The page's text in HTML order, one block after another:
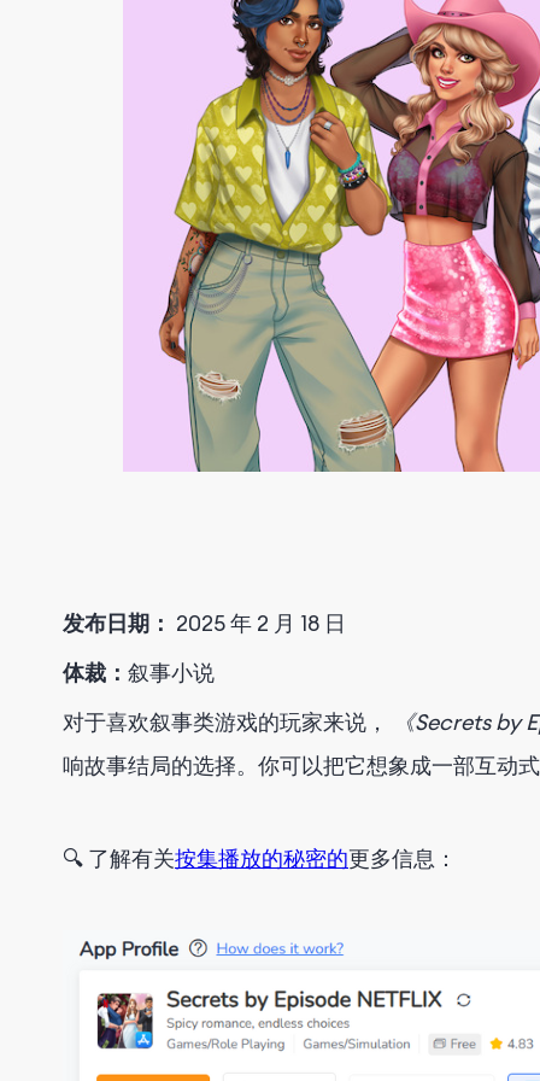
发布日期： 2025 年 2 月 18 日
体裁： 叙事小说
对于喜欢叙事类游戏的玩家来说，
《Secrets by
响故事结局的选择。你可以把它想象成一部互动
🔍 了解有关按集播放的秘密的更多信息 ：